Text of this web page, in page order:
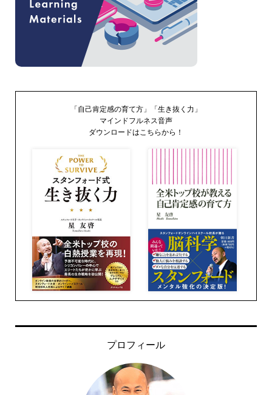
「自己肯定感の育て方」「生き抜く力」
マインドフルネス音声
ダウンロードはこちらから！
プロフィール